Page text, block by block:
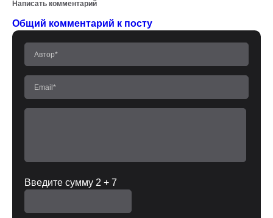
Написать комментарий
Общий комментарий к посту
Введите сумму 2 + 7